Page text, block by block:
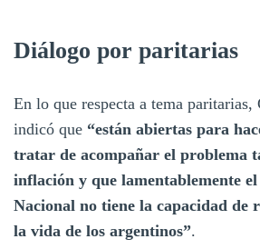
Diálogo por paritarias
En lo que respecta a tema paritarias,
indicó que “están abiertas para
tratar de acompañar el problema
inflación y que lamentablemente
Nacional no tiene la capacidad de
la vida de los argentinos”.